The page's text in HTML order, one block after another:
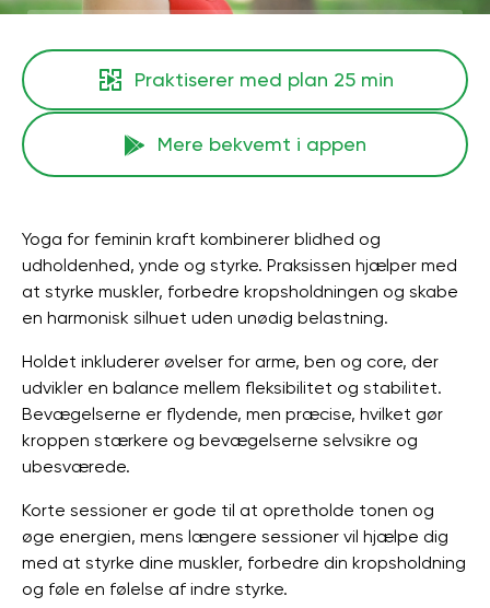
Praktiserer med plan 25 min
Mere bekvemt i appen
Yoga for feminin kraft kombinerer blidhed og
udholdenhed, ynde og styrke. Praksissen hjælper med
at styrke muskler, forbedre kropsholdningen og skabe
en harmonisk silhuet uden unødig belastning.
Holdet inkluderer øvelser for arme, ben og core, der
udvikler en balance mellem fleksibilitet og stabilitet.
Bevægelserne er flydende, men præcise, hvilket gør
kroppen stærkere og bevægelserne selvsikre og
ubesværede.
Korte sessioner er gode til at opretholde tonen og
øge energien, mens længere sessioner vil hjælpe dig
med at styrke dine muskler, forbedre din kropsholdning
og føle en følelse af indre styrke.